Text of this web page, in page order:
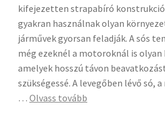
kifejezetten strapabíró
gyakran használnak olyan
járművek gyorsan feladják. A sós
még ezeknél a motoroknál is
amelyek hosszú távon
szükségessé. A levegőben lévő só,
… Olvass tovább